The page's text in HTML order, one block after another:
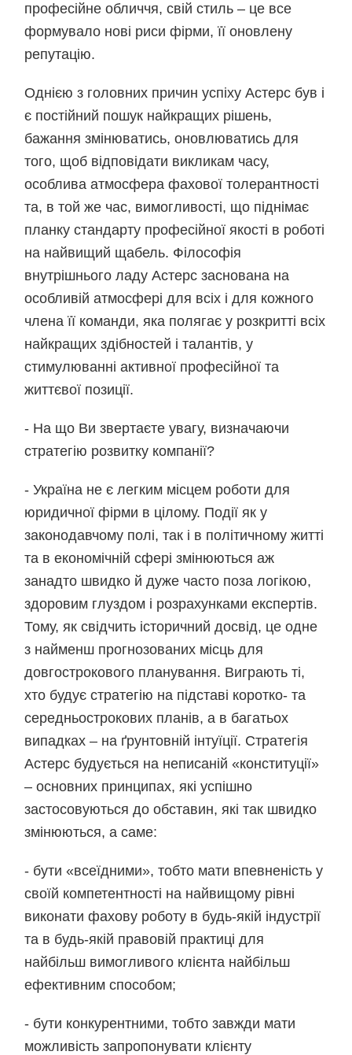
професійне обличчя, свій стиль – це все
формувало нові риси фірми, її оновлену
репутацію.
Однією з головних причин успіху Астерс був і
є постійний пошук найкращих рішень,
бажання змінюватись, оновлюватись для
того, щоб відповідати викликам часу,
особлива атмосфера фахової толерантності
та, в той же час, вимогливості, що піднімає
планку стандарту професійної якості в роботі
на найвищий щабель. Філософія
внутрішнього ладу Астерс заснована на
особливій атмосфері для всіх і для кожного
члена її команди, яка полягає у розкритті всіх
найкращих здібностей і талантів, у
стимулюванні активної професійної та
життєвої позиції.
- На що Ви звертаєте увагу, визначаючи
стратегію розвитку компанії?
- Україна не є легким місцем роботи для
юридичної фірми в цілому. Події як у
законодавчому полі, так і в політичному житті
та в економічній сфері змінюються аж
занадто швидко й дуже часто поза логікою,
здоровим глуздом і розрахунками експертів.
Тому, як свідчить історичний досвід, це одне
з найменш прогнозованих місць для
довгострокового планування. Виграють ті,
хто будує стратегію на підставі коротко- та
середньострокових планів, а в багатьох
випадках – на ґрунтовній інтуїції. Стратегія
Астерс будується на неписаній «конституції»
– основних принципах, які успішно
застосовуються до обставин, які так швидко
змінюються, а саме:
- бути «всеїдними», тобто мати впевненість у
своїй компетентності на найвищому рівні
виконати фахову роботу в будь-якій індустрії
та в будь-якій правовій практиці для
найбільш вимогливого клієнта найбільш
ефективним способом;
- бути конкурентними, тобто завжди мати
можливість запропонувати клієнту